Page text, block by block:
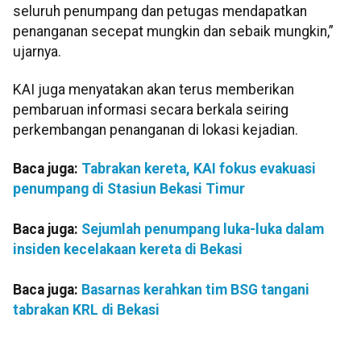
seluruh penumpang dan petugas mendapatkan
penanganan secepat mungkin dan sebaik mungkin,”
ujarnya.
KAI juga menyatakan akan terus memberikan
pembaruan informasi secara berkala seiring
perkembangan penanganan di lokasi kejadian.
Baca juga: Tabrakan kereta, KAI fokus evakuasi
penumpang di Stasiun Bekasi Timur
Baca juga: Sejumlah penumpang luka-luka dalam
insiden kecelakaan kereta di Bekasi
Baca juga: Basarnas kerahkan tim BSG tangani
tabrakan KRL di Bekasi